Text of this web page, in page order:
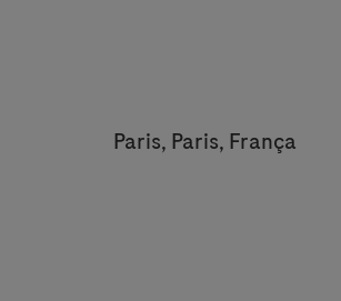
Location
Paris, Paris, França